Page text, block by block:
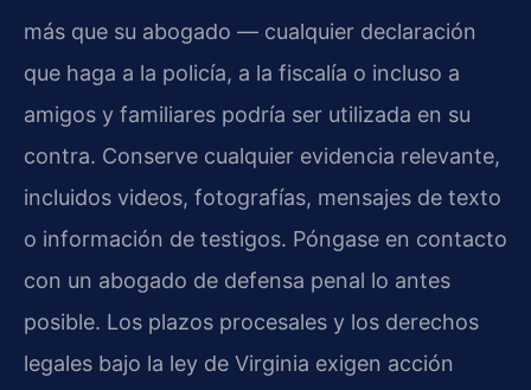
más que su abogado — cualquier declaración
que haga a la policía, a la fiscalía o incluso a
amigos y familiares podría ser utilizada en su
contra. Conserve cualquier evidencia relevante,
incluidos videos, fotografías, mensajes de texto
o información de testigos. Póngase en contacto
con un abogado de defensa penal lo antes
posible. Los plazos procesales y los derechos
legales bajo la ley de Virginia exigen acción